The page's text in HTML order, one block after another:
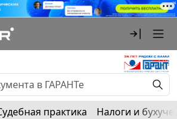
практика Налоги и